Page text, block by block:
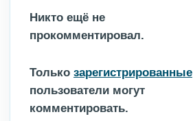
Никто ещё не
прокомментировал.
Только зарегистрированные
пользователи могут
комментировать.